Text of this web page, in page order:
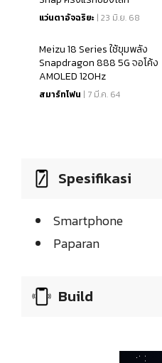
แว่นตาอัจฉริยะ | 23 มิ.ย. 68
Meizu 18 Series ใช้ขุมพลัง
Snapdragon 888 5G จอโค้ง
AMOLED 120Hz
สมาร์ทโฟน | 7 มี.ค. 64
Spesifikasi
Smartphone
Paparan
Build